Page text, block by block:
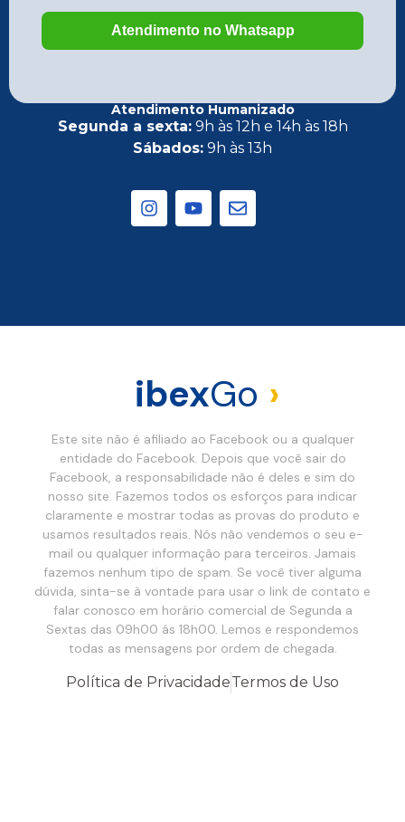
Atendimento Humanizado
Segunda a sexta:9h às 12h e 14h às 18h
Sábados: 9h às 13h
ibexGo ›
Este site não é afiliado ao Facebook ou a qualquer
entidade do Facebook. Depois que você sair do
Facebook, a responsabilidade não é deles e sim do
nosso site. Fazemos todos os esforços para indicar
claramente e mostrar todas as provas do produto e
usamos resultados reais. Nós não vendemos o seu e-
mail ou qualquer informação para terceiros. Jamais
fazemos nenhum tipo de spam. Se você tiver alguma
dúvida, sinta-se à vontade para usar o link de contato e
falar conosco em horário comercial de Segunda a
Sextas das 09h00 ás 18h00. Lemos e respondemos
todas as mensagens por ordem de chegada.
Política de PrivacidadeTermos de Uso